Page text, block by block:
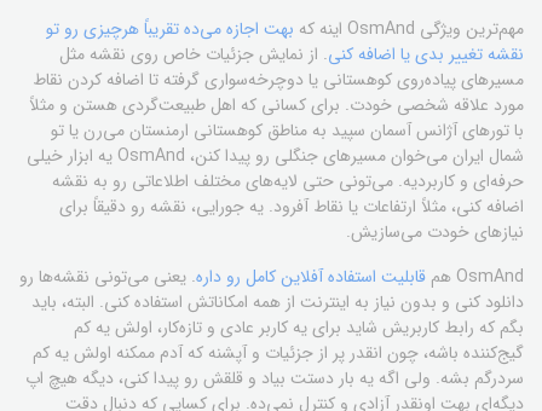
مهم‌ترین ویژگی OsmAnd اینه که
بهت اجازه می‌ده تقریباً هرچیزی رو تو
نقشه تغییر بدی یا اضافه کنی. از نمایش جزئیات خاص روی نقشه مثل
مسیرهای پیاده‌روی کوهستانی یا دوچرخه‌سواری گرفته تا اضافه کردن نقاط
مورد علاقه شخصی خودت. برای کسانی که اهل طبیعت‌گردی هستن و مثلاً
با تورهای آژانس آسمان سپید به مناطق کوهستانی ارمنستان می‌رن یا تو
شمال ایران می‌خوان مسیرهای جنگلی رو پیدا کنن، OsmAnd یه ابزار خیلی
حرفه‌ای و کاربردیه. می‌تونی حتی لایه‌های مختلف اطلاعاتی رو به نقشه
اضافه کنی، مثلاً ارتفاعات یا نقاط آفرود. یه جورایی، نقشه رو دقیقاً برای
نیازهای خودت می‌سازیش.
OsmAnd هم
قابلیت استفاده آفلاین کامل رو داره. یعنی می‌تونی نقشه‌ها رو
دانلود کنی و بدون نیاز به اینترنت از همه امکاناتش استفاده کنی. البته، باید
بگم که رابط کاربریش شاید برای یه کاربر عادی و تازه‌کار، اولش یه کم
گیج‌کننده باشه، چون انقدر پر از جزئیات و آپشنه که آدم ممکنه اولش یه کم
سردرگم بشه. ولی اگه یه بار دستت بیاد و قلقش رو پیدا کنی، دیگه هیچ اپ
دیگه‌ای بهت اونقدر آزادی و کنترل نمی‌ده. برای کسایی که دنبال دقت